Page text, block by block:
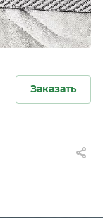
Заказать